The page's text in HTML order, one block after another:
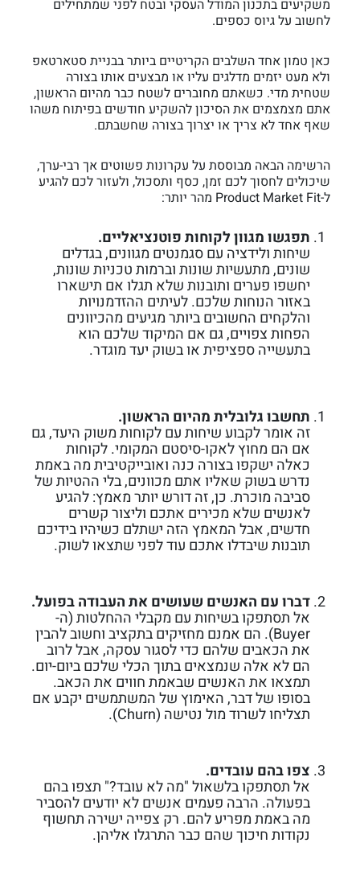
משקיעים בתכנון המודל העסקי ובטח לפני שמתחילים
לחשוב על גיוס כספים.
כאן טמון אחד השלבים הקריטיים ביותר בבניית סטארטאפ
ולא מעט יזמים מדלגים עליו או מבצעים אותו בצורה
שטחית מדי. כשאתם מחוברים לשטח כבר מהיום הראשון,
אתם מצמצמים את הסיכון להשקיע חודשים בפיתוח משהו
שאף אחד לא צריך או יצרוך בצורה שחשבתם.
הרשימה הבאה מבוססת על עקרונות פשוטים אך רבי-ערך,
שיכולים לחסוך לכם זמן, כסף ותסכול, ולעזור לכם להגיע
ל-Product Market Fit מהר יותר:
תפגשו מגוון לקוחות פוטנציאליים.
שיחות ולידציה עם סגמנטים מגוונים, בגדלים
שונים, מתעשיות שונות וברמות טכניות שונות,
יחשפו פערים ותובנות שלא תגלו אם תישארו
באזור הנוחות שלכם. לעיתים ההזדמנויות
והלקחים החשובים ביותר מגיעים מהכיוונים
הפחות צפויים, גם אם המיקוד שלכם הוא
בתעשייה ספציפית או בשוק יעד מוגדר.
תחשבו גלובלית מהיום הראשון.
זה אומר לקבוע שיחות עם לקוחות משוק היעד, גם
אם הם מחוץ לאקו-סיסטם המקומי. לקוחות
כאלה ישקפו בצורה כנה ואובייקטיבית מה באמת
נדרש בשוק שאליו אתם מכוונים, בלי ההטיות של
סביבה מוכרת. כן, זה דורש יותר מאמץ: להגיע
לאנשים שלא מכירים אתכם וליצור קשרים
חדשים, אבל המאמץ הזה ישתלם כשיהיו בידיכם
תובנות שיבדלו אתכם עוד לפני שתצאו לשוק.
דברו עם האנשים שעושים את העבודה בפועל.
אל תסתפקו בשיחות עם מקבלי ההחלטות (ה-
Buyer). הם אמנם מחזיקים בתקציב וחשוב להבין
את הכאבים שלהם כדי לסגור עסקה, אבל לרוב
הם לא אלה שנמצאים בתוך הכלי שלכם ביום-יום.
תמצאו את האנשים שבאמת חווים את הכאב.
בסופו של דבר, האימוץ של המשתמשים יקבע אם
תצליחו לשרוד מול נטישה (Churn).
צפו בהם עובדים.
אל תסתפקו בלשאול "מה לא עובד?" תצפו בהם
בפעולה. הרבה פעמים אנשים לא יודעים להסביר
מה באמת מפריע להם. רק צפייה ישירה תחשוף
נקודות חיכוך שהם כבר התרגלו אליהן.